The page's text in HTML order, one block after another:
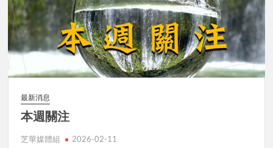
最新消息
本週關注
芝華媒體組 2026-02-11